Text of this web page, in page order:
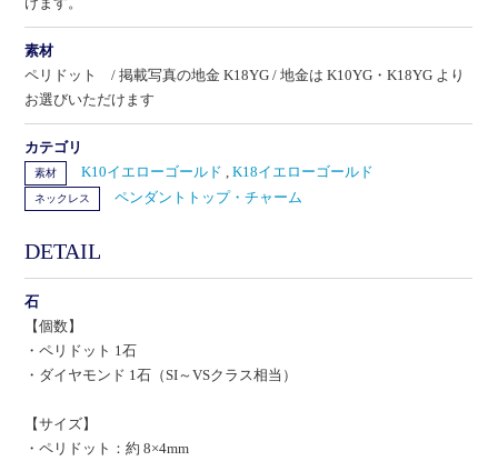
素材
ペリドット / 掲載写真の地金 K18YG / 地金は K10YG・K18YG より
お選びいただけます
カテゴリ
素材 K10イエローゴールド ,K18イエローゴールド
ネックレス ペンダントトップ・チャーム
DETAIL
石
【個数】
・ペリドット 1石
・ダイヤモンド 1石（SI～VSクラス相当）
【サイズ】
・ペリドット：約 8×4mm